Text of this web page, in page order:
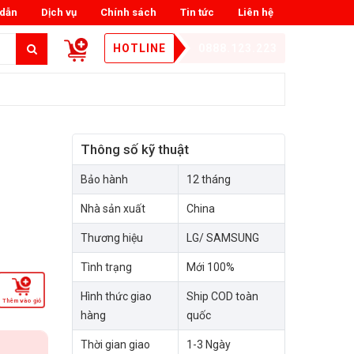
Liên hệ
Tin tức
Chính sách
Dịch vụ
HOTLINE
Thêm vào giỏ
Thông số kỹ thuật
Bảo hành 12 tháng
Nhà sản xuất China
Thương hiệu LG/ SAMSUNG
Tình trạng Mới 100%
Hình thức giao
hàng
Ship COD toàn
quốc
Thời gian giao 1-3 Ngày